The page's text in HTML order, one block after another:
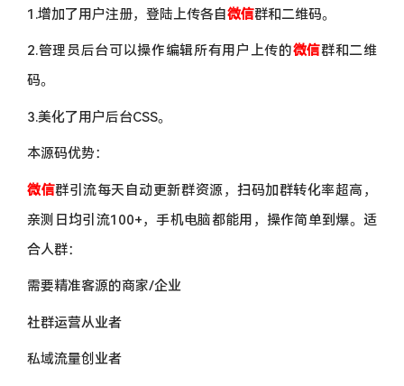
1.增加了用户注册，登陆上传各自微信群和二维码。
2.管理员后台可以操作编辑所有用户上传的微信群和二维
码。
3.美化了用户后台CSS。
本源码优势：
微信群引流每天自动更新群资源，扫码加群转化率超高，
亲测日均引流100+，手机电脑都能用，操作简单到爆。适
合人群：
需要精准客源的商家/企业
社群运营从业者
私域流量创业者